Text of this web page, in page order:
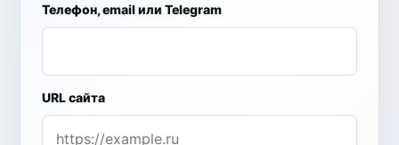
Телефон, email или Telegram
URL сайта